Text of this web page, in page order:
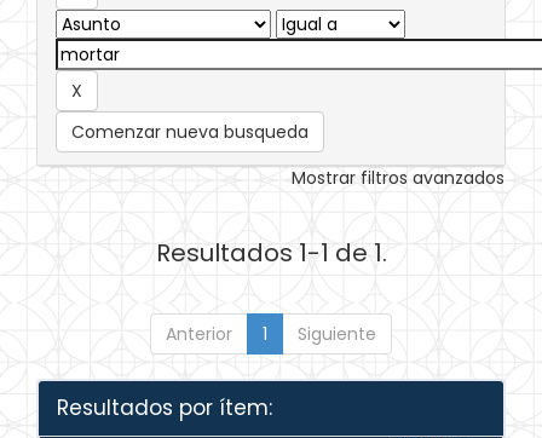
Comenzar nueva busqueda
Mostrar filtros avanzados
Resultados 1-1 de 1.
Anterior 1 Siguiente
Resultados por ítem: